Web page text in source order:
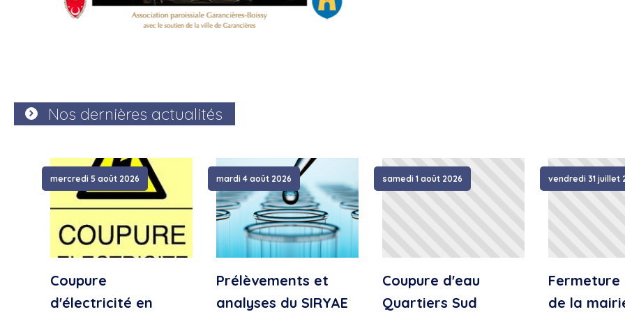
Nos dernières actualités
mercredi 5 août 2026
Coupure
d'électricité en
mardi 4 août 2026
Prélèvements et
analyses du SIRYAE
samedi 1 août 2026
Coupure d'eau
Quartiers Sud
vendredi 31 juillet
Fermeture
de la